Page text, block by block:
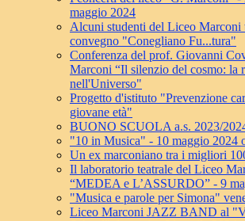
maggio 2024
Alcuni studenti del Liceo Marconi
convegno "Conegliano Fu...tura"
Conferenza del prof. Giovanni
Marconi “Il silenzio del cosmo: la
nell'Universo"
Progetto d'istituto "Prevenzione
giovane età"
BUONO SCUOLA a.s. 2023/
"10 in Musica" - 10 maggio 2024
Un ex marconiano tra i migliori
Il laboratorio teatrale del Liceo
“MEDEA e L’ASSURDO” - 9
"Musica e parole per Simona"
Liceo Marconi JAZZ BAND al